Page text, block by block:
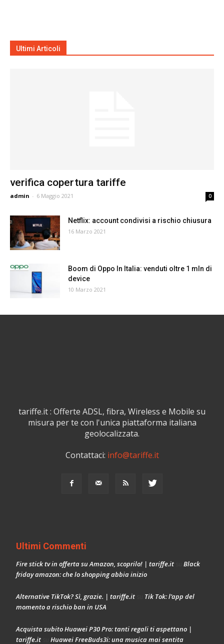
Ultimi Articoli
verifica copertura tariffe
admin - 6 Maggio 2021 0
Netflix: account condivisi a rischio chiusura
16 Marzo 2021
Boom di Oppo In Italia: venduti oltre 1 mln di
device
10 Marzo 2021
tariffe.it : Offerte ADSL, fibra, Wireless e Mobile su
misura per te con l'unica piattaforma italiana
geolocalizzata.
Contattaci: info@tariffe.it
Ultimi Commenti
Fire stick tv in offerta su Amazon, scoprilo! | tariffe.it
Black
friday amazon: che lo shopping abbia inizio
Alternative TikTok? Sì, grazie. | tariffe.it
Tik Tok: l’app del
momento a rischio ban in USA
Acquista subito Huawei P30 Pro: tanti regali ti aspettano |
tariffe.it
Huawei FreeBuds3i: una musica mai sentita